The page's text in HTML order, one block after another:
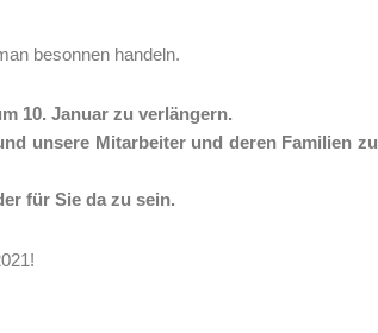
besonnen handeln.
10. Januar zu verlängern.
unsere Mitarbeiter und deren Familien zu
für Sie da zu sein.